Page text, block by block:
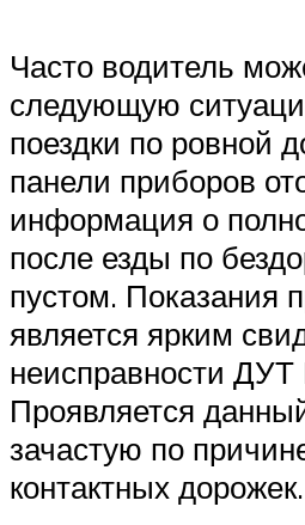
Часто водитель
следующую
поездки по ровной
панели приборов
информация о
после езды по
пустом. Показания
является ярким
неисправности
Проявляется
зачастую по
контактных дорожек.